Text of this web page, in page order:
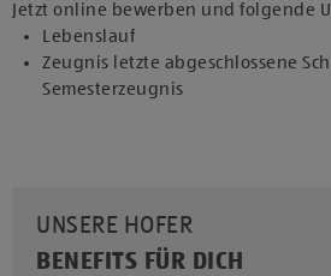
Jetzt online bewerben und folgende
Lebenslauf
Zeugnis letzte abgeschlossene
Semesterzeugnis
UNSERE HOFER
BENEFITS FÜR DICH